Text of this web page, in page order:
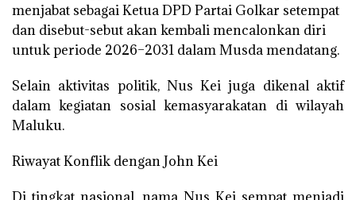
menjabat sebagai Ketua DPD Partai Golkar setempat
dan disebut-sebut akan kembali mencalonkan diri
untuk periode 2026–2031 dalam Musda mendatang.
Selain aktivitas politik, Nus Kei juga dikenal aktif
dalam kegiatan sosial kemasyarakatan di wilayah
Maluku.
Riwayat Konflik dengan John Kei